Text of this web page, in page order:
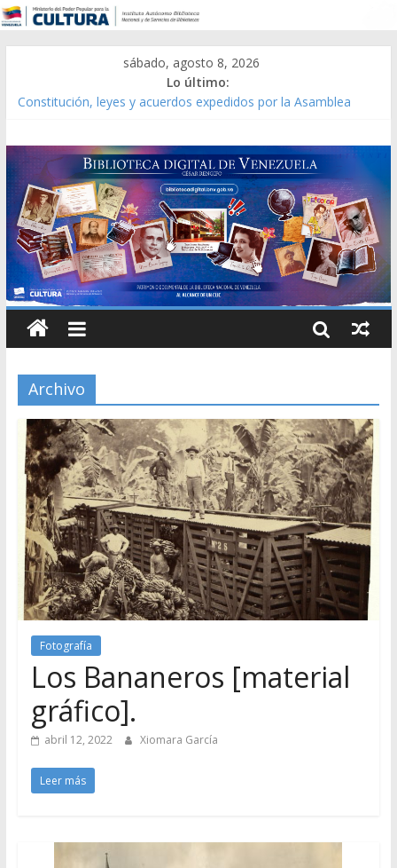
sábado, agosto 8, 2026
Lo último:
Constitución, leyes y acuerdos expedidos por la Asamblea
Modesta Bor Sánchez [material gráfico]
Gaceta Oficial de la República de Venezuela año CXXXIII Mes V,
Caracas 09 de marzo de 2006 N° 38.394
Catálogo temático de obras de Modesta Bor
Archivo
Fotografía
Los Bananeros [material
gráfico].
abril 12, 2022 Xiomara García
Leer más